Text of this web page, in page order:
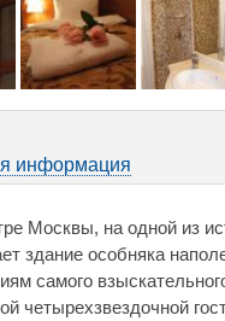
информация
Москвы, на одной из
здание особняка
самого
четырехзвездочной